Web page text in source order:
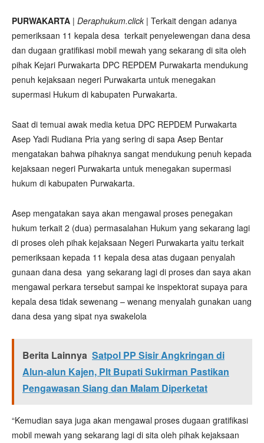
PURWAKARTA | Deraphukum.click | Terkait dengan adanya
pemeriksaan 11 kepala desa terkait penyelewengan dana desa
dan dugaan gratifikasi mobil mewah yang sekarang di sita oleh
pihak Kejari Purwakarta DPC REPDEM Purwakarta mendukung
penuh kejaksaan negeri Purwakarta untuk menegakan
supermasi Hukum di kabupaten Purwakarta.
Saat di temuai awak media ketua DPC REPDEM Purwakarta
Asep Yadi Rudiana Pria yang sering di sapa Asep Bentar
mengatakan bahwa pihaknya sangat mendukung penuh kepada
kejaksaan negeri Purwakarta untuk menegakan supermasi
hukum di kabupaten Purwakarta.
Asep mengatakan saya akan mengawal proses penegakan
hukum terkait 2 (dua) permasalahan Hukum yang sekarang lagi
di proses oleh pihak kejaksaan Negeri Purwakarta yaitu terkait
pemeriksaan kepada 11 kepala desa atas dugaan penyalah
gunaan dana desa yang sekarang lagi di proses dan saya akan
mengawal perkara tersebut sampai ke inspektorat supaya para
kepala desa tidak sewenang – wenang menyalah gunakan uang
dana desa yang sipat nya swakelola
Berita Lainnya Satpol PP Sisir Angkringan di
Alun-alun Kajen, Plt Bupati Sukirman Pastikan
Pengawasan Siang dan Malam Diperketat
“Kemudian saya juga akan mengawal proses dugaan gratifikasi
mobil mewah yang sekarang lagi di sita oleh pihak kejaksaan